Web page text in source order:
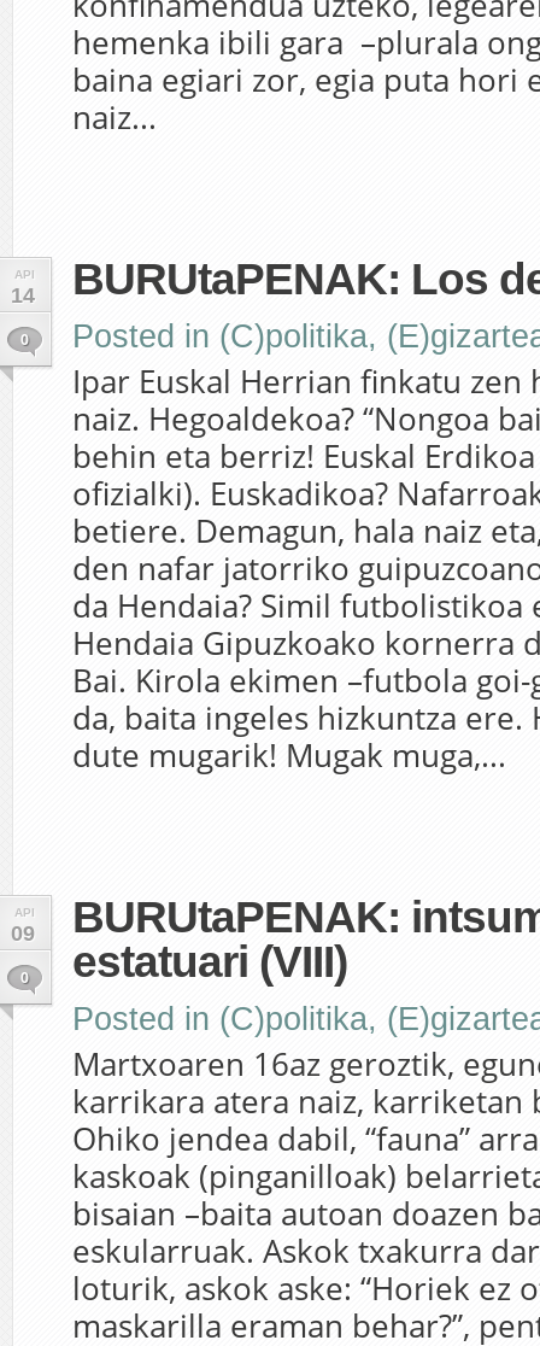
hemenka ibili gara –plurala
baina egiari zor, egia puta hori
naiz...
API
14
0
BURUtaPENAK: Los
Posted in (C)politika,
Ipar Euskal Herrian finkatu zen
naiz. Hegoaldekoa? “Nongoa
behin eta berriz! Euskal Erdikoa
ofizialki). Euskadikoa?
betiere. Demagun, hala naiz
den nafar jatorriko
da Hendaia? Simil futbolistikoa
Hendaia Gipuzkoako kornerra
Bai. Kirola ekimen –futbola
da, baita ingeles hizkuntza ere.
dute mugarik! Mugak muga,...
API
09
0
BURUtaPENAK:
estatuari (VIII)
Posted in (C)politika,
Martxoaren 16az geroztik,
karrikara atera naiz, karriketan
Ohiko jendea dabil, “fauna”
kaskoak (pinganilloak)
bisaian –baita autoan doazen
eskularruak. Askok txakurra
loturik, askok aske: “Horiek ez
maskarilla eraman behar?”,